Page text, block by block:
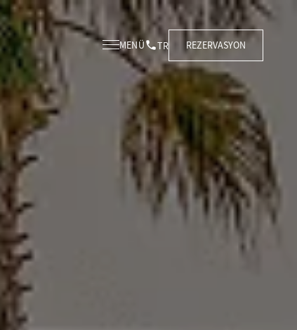
MENÜ TR REZERVASYON